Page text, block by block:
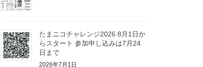
たまニコチャレンジ2026 8月1日か
らスタート 参加申し込みは7月24
日まで
2026年7月1日